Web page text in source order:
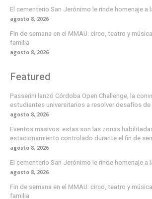
El cementerio San Jerónimo le rinde homenaje a
agosto 8, 2026
Fin de semana en el MMAU: circo, teatro y
familia
agosto 8, 2026
Featured
Passerini lanzó Córdoba Open Challenge, la
estudiantes universitarios a resolver desafíos de
agosto 8, 2026
Eventos masivos: estas son las zonas
estacionamiento controlado durante el fin de
agosto 8, 2026
El cementerio San Jerónimo le rinde homenaje a
agosto 8, 2026
Fin de semana en el MMAU: circo, teatro y
familia